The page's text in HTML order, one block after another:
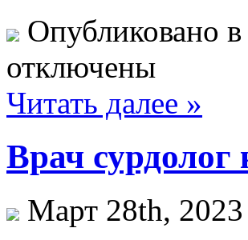
Опубликовано
отключены
Читать далее »
Врач сурдолог
Март 28th, 2023